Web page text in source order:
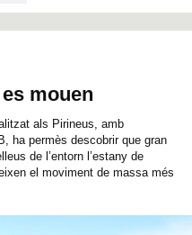
mouen
als Pirineus, amb
ha permès descobrir que gran
de l’entorn l’estany de
el moviment de massa més